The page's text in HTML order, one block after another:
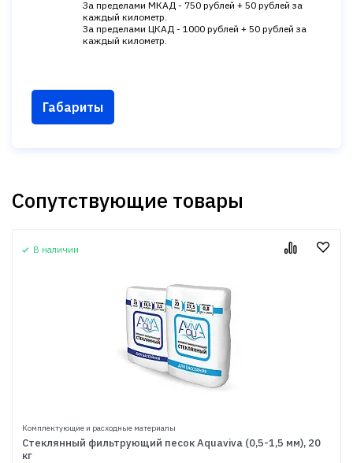
За пределами МКАД - 750 рублей + 50 рублей за
каждый километр.
За пределами ЦКАД - 1000 рублей + 50 рублей за
каждый километр.
Габариты
Сопутствующие товары
В наличии
Комплектующие и расходные материалы
Стеклянный фильтрующий песок Aquaviva (0,5-1,5 мм), 20
кг